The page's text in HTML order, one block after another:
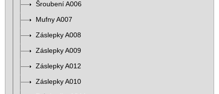
Šroubení A006
Mufny A007
Záslepky A008
Záslepky A009
Záslepky A012
Záslepky A010